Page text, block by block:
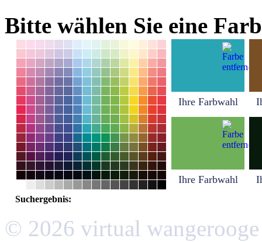
Bitte wählen Sie eine
Ihre Farbwahl
Ihre Farbwahl
Suchergebnis:
© 2026 virtual wangerooge